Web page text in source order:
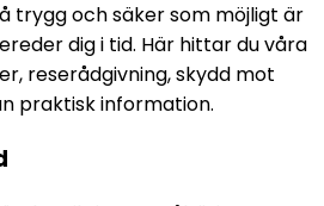
trygg och säker som möjligt är
dig i tid. Här hittar du våra
reserådgivning, skydd mot
praktisk information.